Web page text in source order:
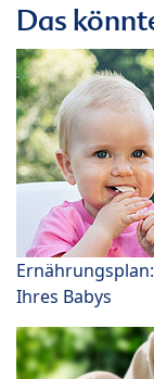
Das
Ihres Babys